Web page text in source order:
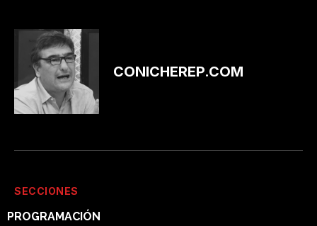
CONICHEREP.COM
SECCIONES
PROGRAMACIÓN